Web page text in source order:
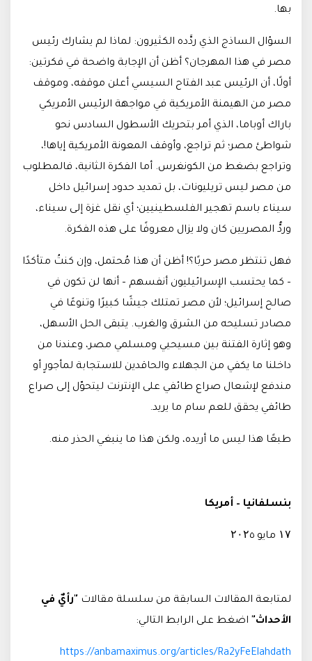
بها.
السؤال الساذج الذي ردَّده الكثيرون: لماذا لم يشارك رئيس
مصر في هذا المهرجان؟ أظن أن الإجابة واضحة في فكرتين:
أولًا، أن الرئيس عبد الفتاح السيسي أعلن موقفه، وموقف
مصر من الهيمنة الأمريكية في مواجهة الرئيس الأمريكي
باراك أوباما، الذي أمر بتحريك الأسطول السادس نحو
شواطئ مصر؛ ثم تراجع، وأوقف المعونة الأمريكية إياها!،
وتراجع بضغط من الكونغرس. أما الفكرة الثانية، فالمطلوب
من مصر ليس تريليونات، بل تمديد حدود إسرائيل داخل
سيناء باسم تهجير الفلسطينيين؛ أي نقل غزة إلى سيناء،
وردُّ المصريين كان ولا يزال معروفًا على هذه الفكرة.
فهل تنتظر مصر حربًا؟! أظن أن هذا مُحتمل، وإن كنتُ متأكدًا
– كما يحتسب الإسرائيليون أنفسهم – أنها لن تكون في
صالح إسرائيل؛ لأن مصر تمتلك جيشًا كبيرًا وتنوعًا في
مصادر تسليحه من الشرق والغرب. يتبقى الحل الأسهل،
وهو إثارة الفتنة بين مسيحيي ومسلمي مصر، وعندنا من
داخلنا ما يكفي من الجهلاء والحاقدين للاستجابة لمأجورٍ أو
مندفع لإشعال صراع طائفي على الإنترنت ليتحوّل إلى صراع
طائفي يحقق للعم سام ما يريد.
طبعًا هذا ليس ما أريده، ولكن هذا ما ينبغي الحذر منه.
بنسلفانيا – أمريكا
۱۷ مايو ۲۰۲٥
لمتابعة المقالات السابقة من سلسلة مقالات "رأيٌ في
الأحداث" اضغط على الرابط التالي:
https://anbamaximus.org/articles/Ra2yFeElahdath